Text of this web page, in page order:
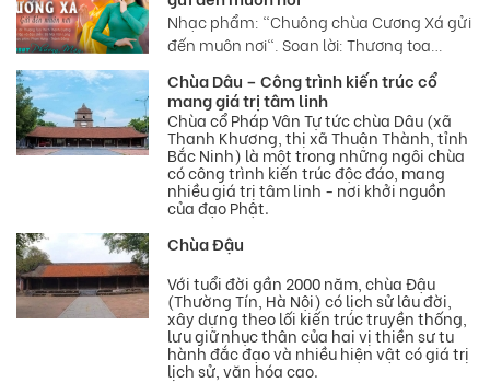
Nhạc phẩm: "Chuông chùa Cương Xá gửi
đến muôn nơi". Soạn lời: Thượng toạ
Chùa Dâu – Công trình kiến trúc cổ
mang giá trị tâm linh
Chùa cổ Pháp Vân Tự tức chùa Dâu (xã
Thanh Khương, thị xã Thuận Thành, tỉnh
Bắc Ninh) là một trong những ngôi chùa
có công trình kiến trúc độc đáo, mang
nhiều giá trị tâm linh - nơi khởi nguồn
của đạo Phật.
Chùa Đậu
Với tuổi đời gần 2000 năm, chùa Đậu
(Thường Tín, Hà Nội) có lịch sử lâu đời,
xây dựng theo lối kiến trúc truyền thống,
lưu giữ nhục thân của hai vị thiền sư tu
hành đắc đạo và nhiều hiện vật có giá trị
lịch sử, văn hóa cao.